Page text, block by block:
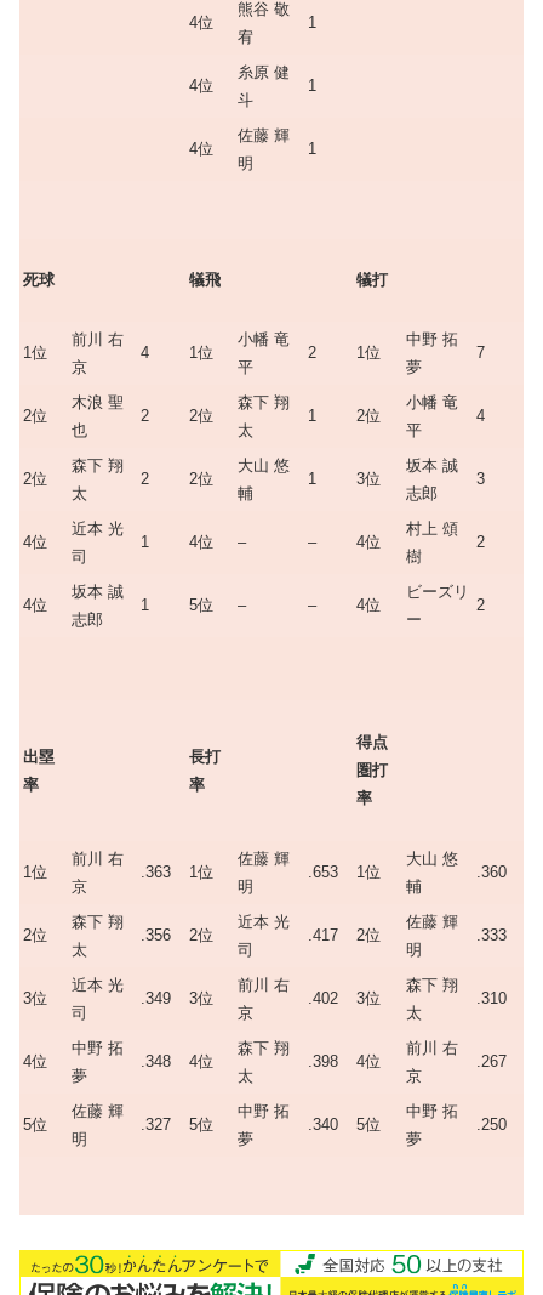
4位
熊谷 敬
宥
1
4位
糸原 健
斗
1
4位
佐藤 輝
明
1
死球 犠飛 犠打
1位
前川 右
京
4 1位
小幡 竜
平
2 1位
中野 拓
夢
7
2位
木浪 聖
也
2 2位
森下 翔
太
1 2位
小幡 竜
平
4
2位
森下 翔
太
2 2位
大山 悠
輔
1 3位
坂本 誠
志郎
3
4位
近本 光
司
1 4位 – – 4位
村上 頌
樹
2
4位
坂本 誠
志郎
1 5位 – – 4位
ビーズリ
ー
2
出塁
率
長打
率
得点
圏打
率
1位
前川 右
京
.363 1位
佐藤 輝
明
.653 1位
大山 悠
輔
.360
2位
森下 翔
太
.356 2位
近本 光
司
.417 2位
佐藤 輝
明
.333
3位
近本 光
司
.349 3位
前川 右
京
.402 3位
森下 翔
太
.310
4位
中野 拓
夢
.348 4位
森下 翔
太
.398 4位
前川 右
京
.267
5位
佐藤 輝
明
.327 5位
中野 拓
夢
.340 5位
中野 拓
夢
.250